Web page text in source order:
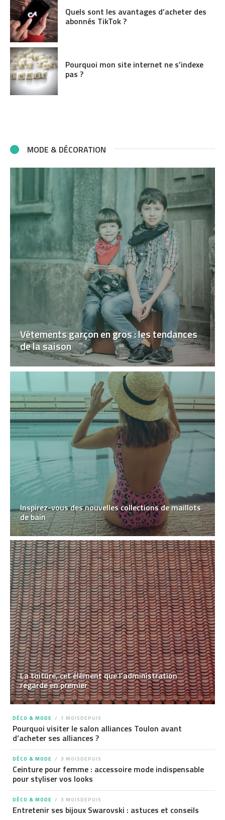
Quels sont les avantages d’acheter des
abonnés TikTok ?
Pourquoi mon site internet ne s’indexe
pas ?
MODE & DÉCORATION
Vêtements garçon en gros : les tendances
de la saison
Inspirez-vous des nouvelles collections de maillots
de bain
La toiture, cet élément que l’administration
regarde en premier
DÉCO & MODE 1 MOISDEPUIS
Pourquoi visiter le salon alliances Toulon avant
d’acheter ses alliances ?
DÉCO & MODE 3 MOISDEPUIS
Ceinture pour femme : accessoire mode indispensable
pour styliser vos looks
DÉCO & MODE 3 MOISDEPUIS
Entretenir ses bijoux Swarovski : astuces et conseils